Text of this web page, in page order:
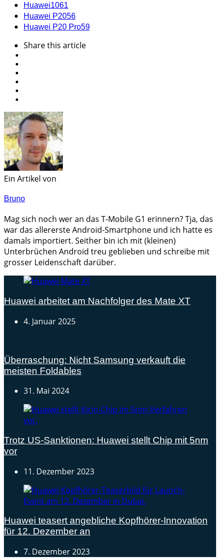
Huawei1061
Huawei P2056
Huawei P20 Pro59
Sharethis article
Ein Artikel von
Bruno
Mag sich noch wer an das T-Mobile G1 erinnern? Tja, das
war das allererste Android-Smartphone und ich hatte es
damals importiert. Seither bin ich mit (kleinen)
Unterbrüchen Android treu geblieben und schreibe mit
grosser Leidenschaft darüber.
Huawei arbeitet am Nachfolger des Mate XT
4. Januar 2025
Überraschung: Nicht Samsung verkauft die
meisten Foldables
31. Mai 2024
Trotz US-Sanktionen: Huawei stellt Chip mit 5nm
vor
11. Dezember 2023
Huawei teasert angebliche Kopfhörer-Innovation
für 12. Dezember an
7. Dezember 2023